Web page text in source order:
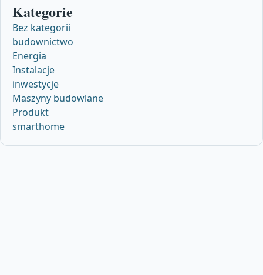
Kategorie
Bez kategorii
budownictwo
Energia
Instalacje
inwestycje
Maszyny budowlane
Produkt
smarthome